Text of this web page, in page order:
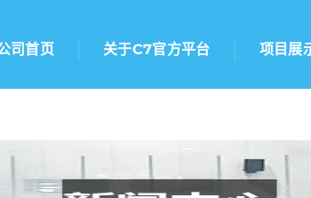
司首页 关于C7官方平台 项目展